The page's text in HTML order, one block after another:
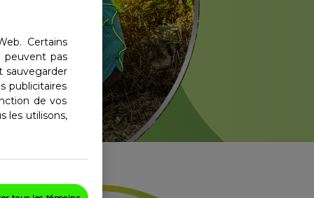
Certains
peuvent pas
sauvegarder
publicitaires
de vos
les utilisons,